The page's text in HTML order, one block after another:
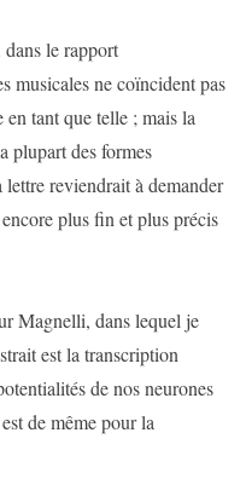
le rapport
musicales ne coïncident pas
en tant que telle ; mais la
plupart des formes
reviendrait à demander
plus fin et plus précis
Magnelli, dans lequel je
est la transcription
de nos neurones
de même pour la